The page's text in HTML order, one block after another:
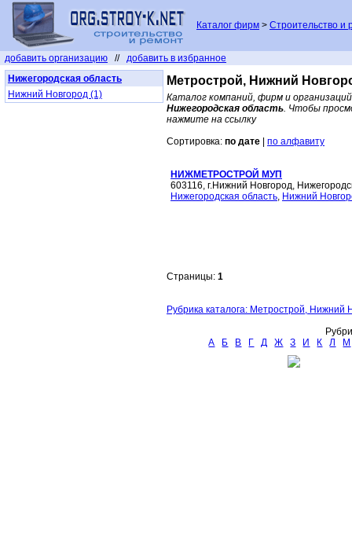
Каталог фирм > Строительство и
добавить организацию // добавить в избранное
Нижегородская область
Нижний Новгород (1)
Метрострой, Нижний
Каталог компаний, фирм и
Нижегородская область. Чтобы
нажмите на ссылку
Сортировка: по дате по алфавиту
НИЖМЕТРОСТРОЙ МУП
603116, г.Нижний Новгород,
Нижегородская область, Нижний
Страницы: 1
Рубрика каталога: Метрострой, Нижний
А
Б В Г Д Ж З И К Л М